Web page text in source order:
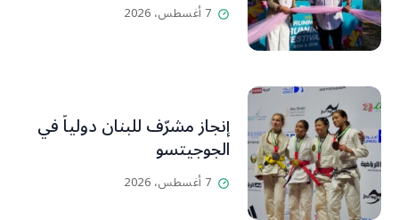
7 أغسطس، 2026
إنجاز مشرّف للبنان دولياً في
الجوجيتسو
7 أغسطس، 2026